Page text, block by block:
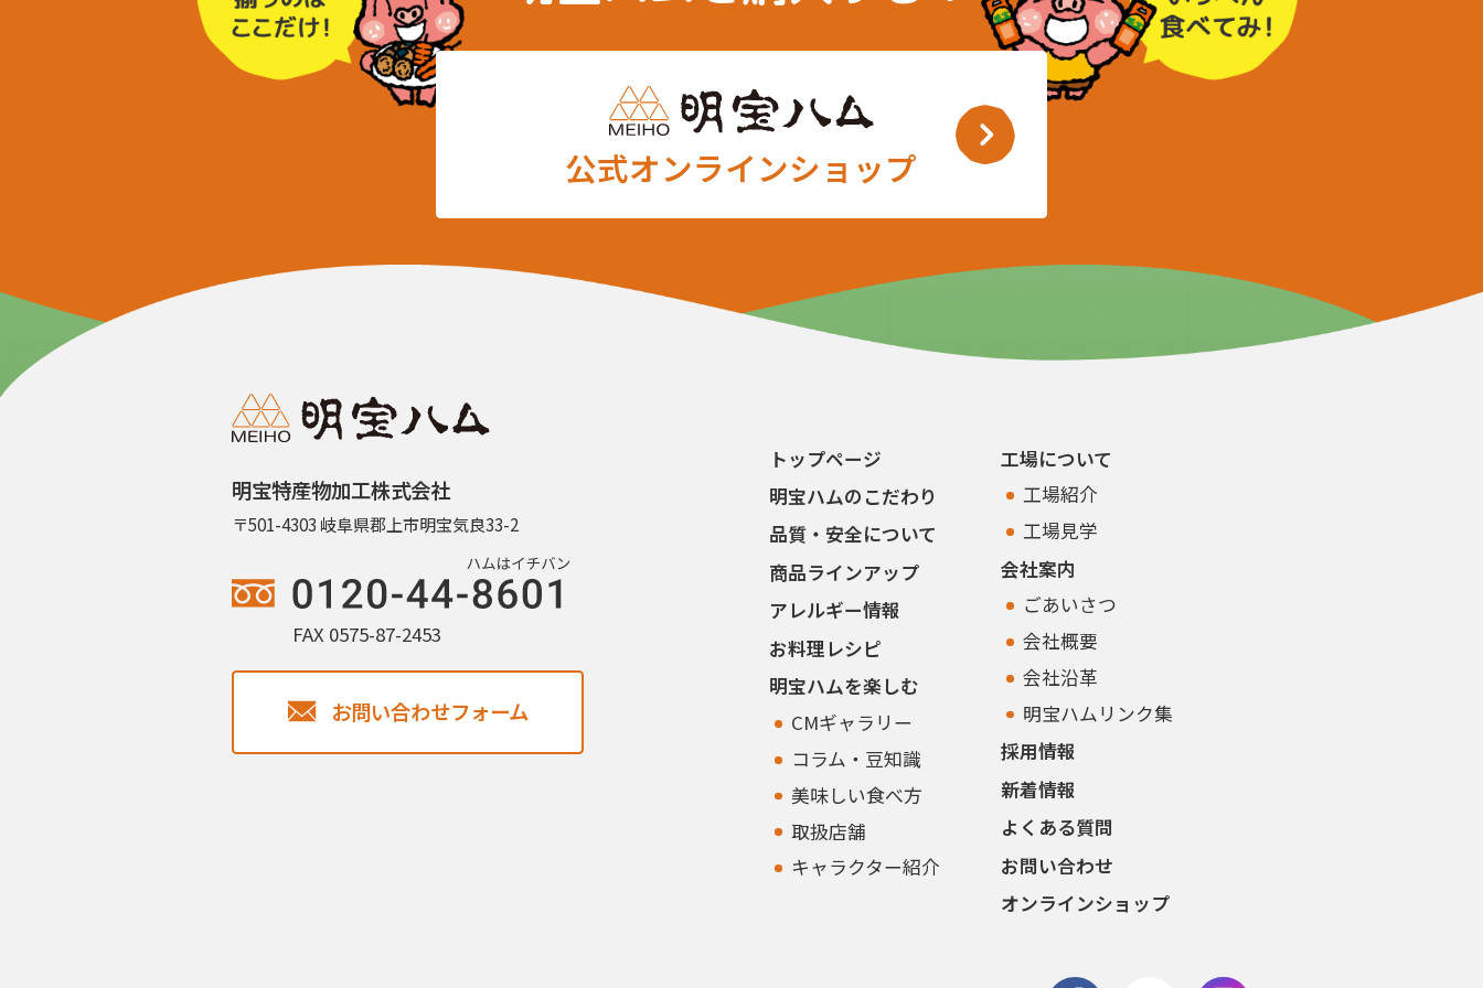
公式オンラインショップ
明宝特産物加工株式会社
〒501-4303 岐阜県郡上市明宝気良33-2
FAX 0575-87-2453
お問い合わせフォーム
トップページ
明宝ハムのこだわり
品質・安全について
商品ラインアップ
アレルギー情報
お料理レシピ
明宝ハムを楽しむ
CMギャラリー
コラム・豆知識
美味しい食べ方
取扱店舗
キャラクター紹介
工場について
工場紹介
工場見学
会社案内
ごあいさつ
会社概要
会社沿革
明宝ハムリンク集
採用情報
新着情報
よくある質問
お問い合わせ
オンラインショップ